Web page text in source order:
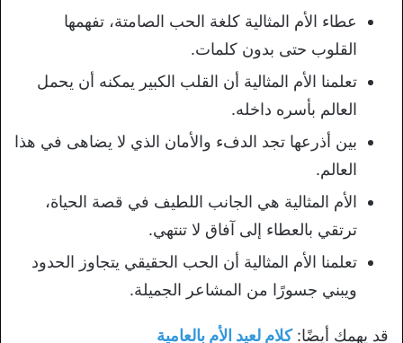
عطاء الأم المثالية كلغة الحب الصامتة، تفهمها
القلوب حتى بدون كلمات.
تعلمنا الأم المثالية أن القلب الكبير يمكنه أن يحمل
العالم بأسره داخله.
بين أذرعها تجد الدفء والأمان الذي لا يضاهى في هذا
العالم.
الأم المثالية هي الجانب اللطيف في قصة الحياة،
ترتقي بالعطاء إلى آفاق لا تنتهي.
تعلمنا الأم المثالية أن الحب الحقيقي يتجاوز الحدود
ويبني جسورًا من المشاعر الجميلة.
قد يهمك أيضًا:كلام لعيد الأم بالعامية